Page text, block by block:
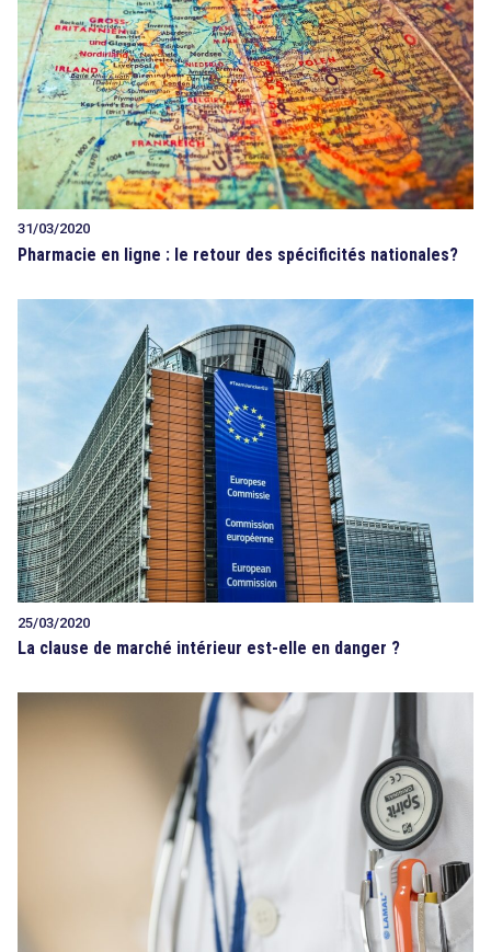
31/03/2020
Pharmacie en ligne : le retour des spécificités nationales?
25/03/2020
La clause de marché intérieur est-elle en danger ?